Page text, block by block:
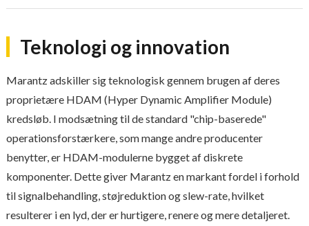
Teknologi og innovation
Marantz adskiller sig teknologisk gennem brugen af deres
proprietære HDAM (Hyper Dynamic Amplifier Module)
kredsløb. I modsætning til de standard "chip-baserede"
operationsforstærkere, som mange andre producenter
benytter, er HDAM-modulerne bygget af diskrete
komponenter. Dette giver Marantz en markant fordel i forhold
til signalbehandling, støjreduktion og slew-rate, hvilket
resulterer i en lyd, der er hurtigere, renere og mere detaljeret.